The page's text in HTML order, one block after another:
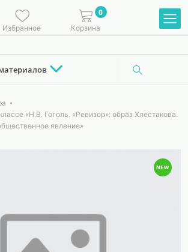
Избранное
0
Корзина
«Н.В. Гоголь. «Ревизор»: образ Хлестакова.
явление»